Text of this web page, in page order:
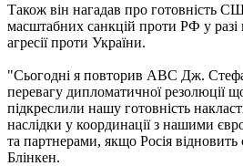
Також він нагадав про готовність
масштабних санкцій проти РФ у разі
агресії проти України.
"Сьогодні я повторив ABC Дж.
перевагу дипломатичної резолюції
підкреслили нашу готовність
наслідки у координації з нашими
та партнерами, якщо Росія
Блінкен.